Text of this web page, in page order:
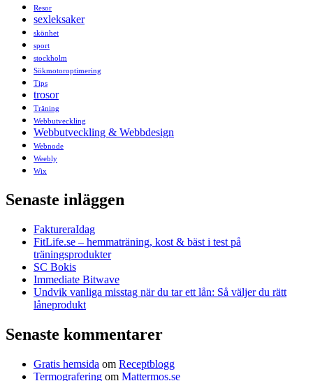
Resor
sexleksaker
skönhet
sport
stockholm
Sökmotoroptimering
Tips
trosor
Träning
Webbutveckling
Webbutveckling & Webbdesign
Webnode
Weebly
Wix
Senaste inläggen
FaktureraIdag
FitLife.se – hemmaträning, kost & bäst i test på
träningsprodukter
SC Bokis
Immediate Bitwave
Undvik vanliga misstag när du tar ett lån: Så väljer du rätt
låneprodukt
Senaste kommentarer
Gratis hemsida om Receptblogg
Termografering om Mattermos.se